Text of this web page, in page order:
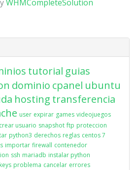
WHMCompleteSolution
tutorial guias
dominio cpanel ubuntu
hosting transferencia
user expirar games videojuegos
crear usuario snapshot ftp proteccion
python3 derechos reglas centos 7
importar firewall contenedor
ssh mariadb instalar python
keys problema cancelar errores